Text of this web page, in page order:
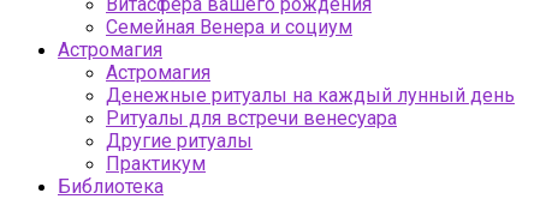
Семейная Венера и социум
Астромагия
Астромагия
Денежные ритуалы на каждый лунный день
Ритуалы для встречи венесуара
Другие ритуалы
Практикум
Библиотека